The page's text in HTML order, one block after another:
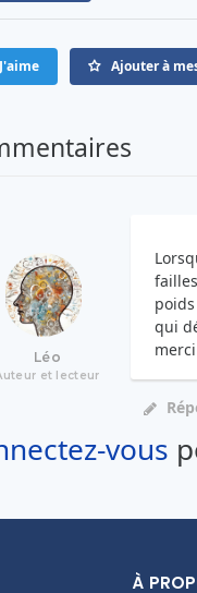
J'aime Ajouter à
Léo
et lecteur
qui
vous
À